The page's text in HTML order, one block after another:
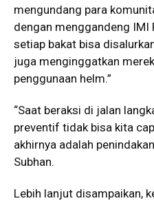
mengundang para
dengan menggandeng IMI
setiap bakat bisa
juga menginggatkan
penggunaan helm.”
“Saat beraksi di jalan
preventif tidak bisa kita
akhirnya adalah
Subhan.
Lebih lanjut disampaikan,